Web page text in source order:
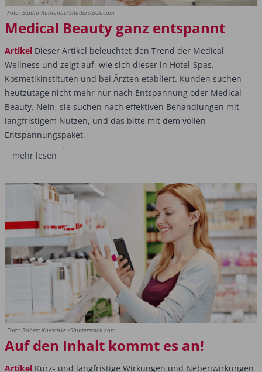
Foto: Studio Romantic/Shutterstock.com
Medical Beauty ganz entspannt
Artikel Dieser Artikel beleuchtet den Trend der Medical
Wellness und zeigt auf, wie sich dieser in Hotel-Spas,
Kosmetikinstituten und bei Ärzten etabliert. Kunden suchen
heutzutage nicht mehr nur nach Entspannung oder Medical
Beauty. Nein, sie suchen nach effektiven Behandlungen mit
langfristigem Nutzen, und das bitte mit dem vollen
Entspannungspaket.
mehr lesen
Foto: Robert Kneschke /Shutterstock.com
Auf den Inhalt kommt es an!
Artikel Kurz- und langfristige Wirkungen und Nebenwirkungen